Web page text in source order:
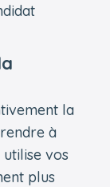
la
à
utilise vos
plus